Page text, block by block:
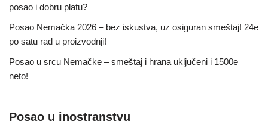
posao i dobru platu?
Posao Nemačka 2026 – bez iskustva, uz osiguran smeštaj! 24e
po satu rad u proizvodnji!
Posao u srcu Nemačke – smeštaj i hrana uključeni i 1500e
neto!
Posao u inostranstvu